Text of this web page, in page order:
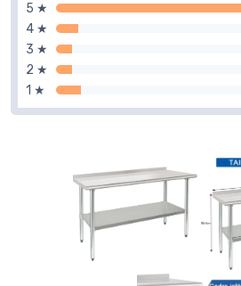
5 ★
4 ★
3 ★
2 ★
1 ★